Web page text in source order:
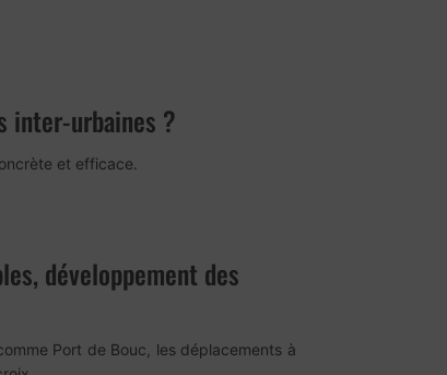
inter-urbaines ?
et efficace.
développement des
Port de Bouc, les déplacements à